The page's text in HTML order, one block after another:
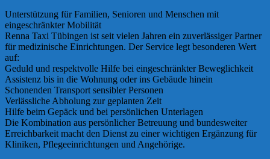
Unterstützung für Familien, Senioren und Menschen mit
eingeschränkter Mobilität
Renna Taxi Tübingen ist seit vielen Jahren ein zuverlässiger Partner
für medizinische Einrichtungen. Der Service legt besonderen Wert
auf:
Geduld und respektvolle Hilfe bei eingeschränkter Beweglichkeit
Assistenz bis in die Wohnung oder ins Gebäude hinein
Schonenden Transport sensibler Personen
Verlässliche Abholung zur geplanten Zeit
Hilfe beim Gepäck und bei persönlichen Unterlagen
Die Kombination aus persönlicher Betreuung und bundesweiter
Erreichbarkeit macht den Dienst zu einer wichtigen Ergänzung für
Kliniken, Pflegeeinrichtungen und Angehörige.